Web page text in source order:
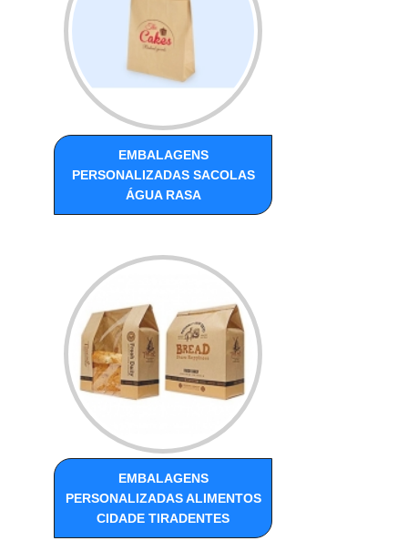
EMBALAGENS
PERSONALIZADAS SACOLAS
ÁGUA RASA
EMBALAGENS
PERSONALIZADAS ALIMENTOS
CIDADE TIRADENTES